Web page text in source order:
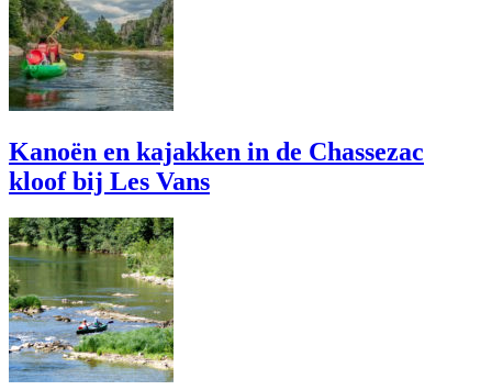
Kanoën en kajakken in de Chassezac
kloof bij Les Vans